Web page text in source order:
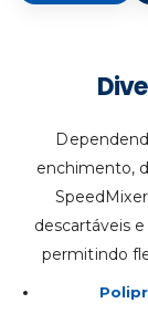
enchimento,
descartáveis
permitindo